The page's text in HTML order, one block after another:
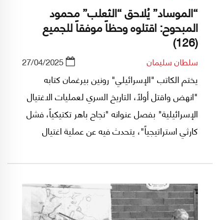
“الموساد” يُلاحق “الثعلب” محمود
المبحوح: اقتلوه وحظاً موفقاً للجميع
(126)
سلطان سليمان 27/04/2025
يختم الكاتب "الإسرائيلي" رونين بيرغمان كتابه
"انهض واقتل أولاً، التاريخ السري لعمليات الاغتيال
الإسرائيلية" بفصل عنوانه "نجاح باهر تكتيكياً، فشل
كارثي استراتيجياً"، يتحدث فيه عن عملية اغتيال
مدينة دبي الإماراتية، ويروي كيف أن العملية التي
نُفذت بسهولة سرعان ما تحولت إلى كارثة مع
انكشاف أمر المنفذين.